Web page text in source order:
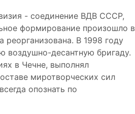
- соединение ВДВ СССР,
формирование произошло в
реорганизована. В 1998 году
воздушно-десантную бригаду.
в Чечне, выполнял
миротворческих сил
опознать по